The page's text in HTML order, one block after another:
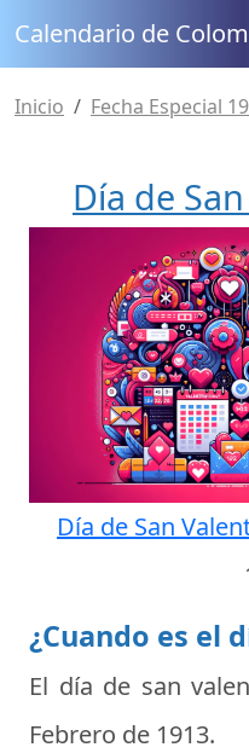
Calendario de
Inicio Fecha Especial
Día de
Día de San
¿Cuando es el
El día de san
Febrero de 1913.